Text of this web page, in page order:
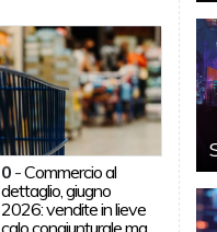
0 -Commercio al
dettaglio, giugno
2026: vendite in lieve
calo congiunturale ma